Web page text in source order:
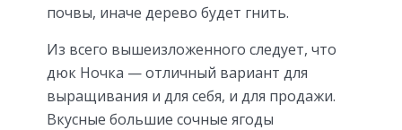
почвы, иначе дерево будет гнить.
Из всего вышеизложенного следует, что
дюк Ночка — отличный вариант для
выращивания и для себя, и для продажи.
Вкусные большие сочные ягоды